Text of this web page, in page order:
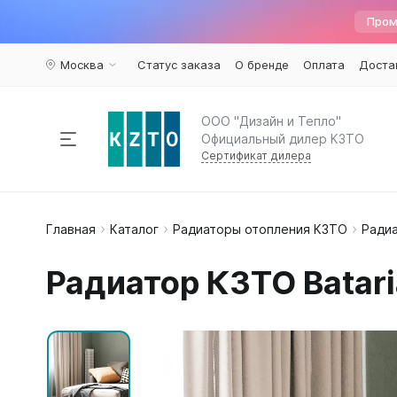
Москва Статус заказа О бренде Оплата
ООО "Дизайн и Тепло"
Официальный дилер КЗТО
Сертификат дилера
Радиаторы отопления
Комплектующие
% Распродажа
По
Элегант
Вентили
Главная Каталог Радиаторы отопления КЗТО
Радиатор КЗТО